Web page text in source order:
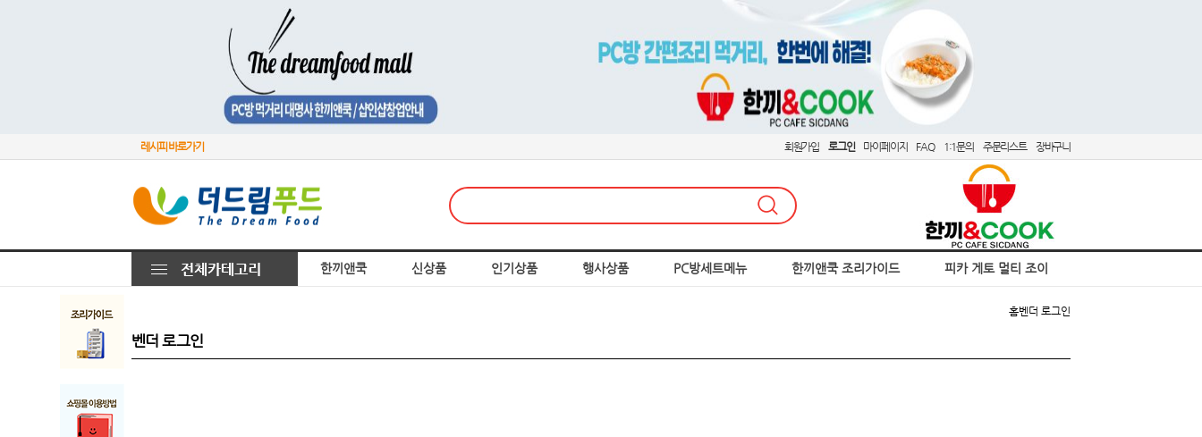
레시피 바로가기 회원가입 로그인 마이페이지 FAQ 1:1문의 주문리스트 장바구니
한끼앤쿡 신상품 인기상품 행사상품 PC방세트메뉴 한끼앤쿡 조리가이드 피카 게토 멀티 조이
홈벤더 로그인
벤더 로그인